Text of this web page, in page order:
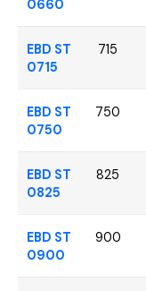
0660
EBD ST
0715
715
EBD ST
0750
750
EBD ST
0825
825
EBD ST
0900
900